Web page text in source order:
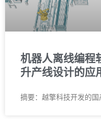
机器人离线编程
升产线设计的应
摘要：越擎科技开发的